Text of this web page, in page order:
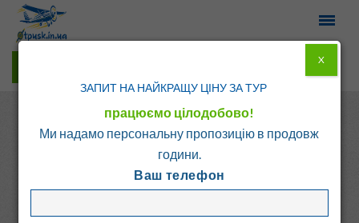
Греція о. Крит - Ретимно
ЗАПИТ НА НАЙКРАЩУ ЦІНУ ЗА ТУР
працюємо цілодобово!
Ми надамо персональну пропозицію в продовж
години.
Ваш телефон
X